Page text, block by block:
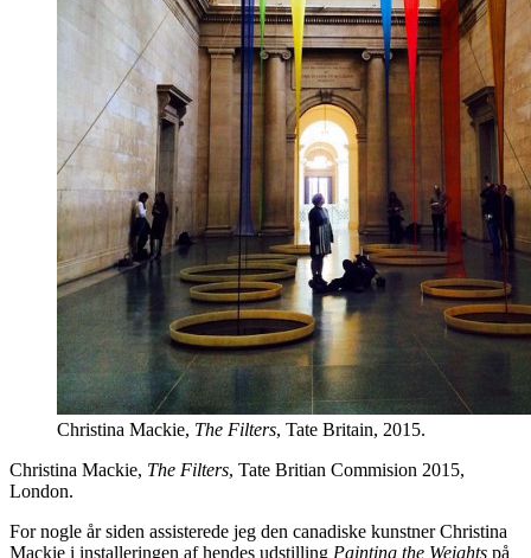
Christina Mackie, The Filters, Tate Britain, 2015.
Christina Mackie, The Filters, Tate Britian Commision 2015,
London.
For nogle år siden assisterede jeg den canadiske kunstner Christina
Mackie i installeringen af hendes udstilling Painting the Weights på